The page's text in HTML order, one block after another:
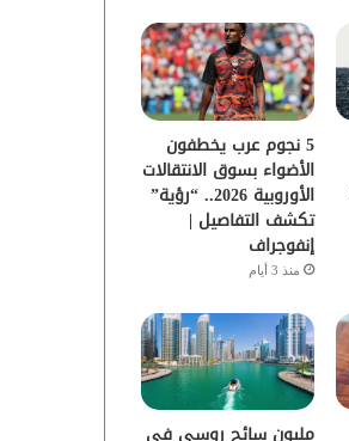
و
ب
ق
ر
ا
م
5 نجوم عرب يخطفون
الأضواء بسوق الانتقالات
الأوروبية 2026.. “رؤية”
تكشف التفاصيل |
إنفوجراف
منذ 3 أيام